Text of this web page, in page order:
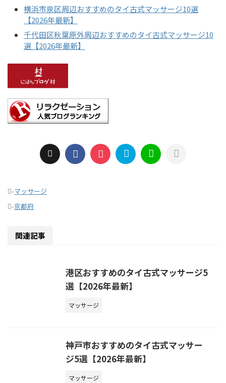
横浜市泉区周辺おすすめのタイ古式マッサージ10選
【2026年最新】
千代田区秋葉原外周辺おすすめのタイ古式マッサージ10
選【2026年最新】
-マッサージ
-京都府
関連記事
港区おすすめのタイ古式マッサージ5
選【2026年最新】
マッサージ
神戸市おすすめのタイ古式マッサー
ジ5選【2026年最新】
マッサージ